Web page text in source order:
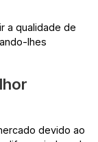
a qualidade de
lhes
devido ao